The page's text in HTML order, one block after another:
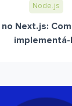
Node.js
Next.js:
implementá-